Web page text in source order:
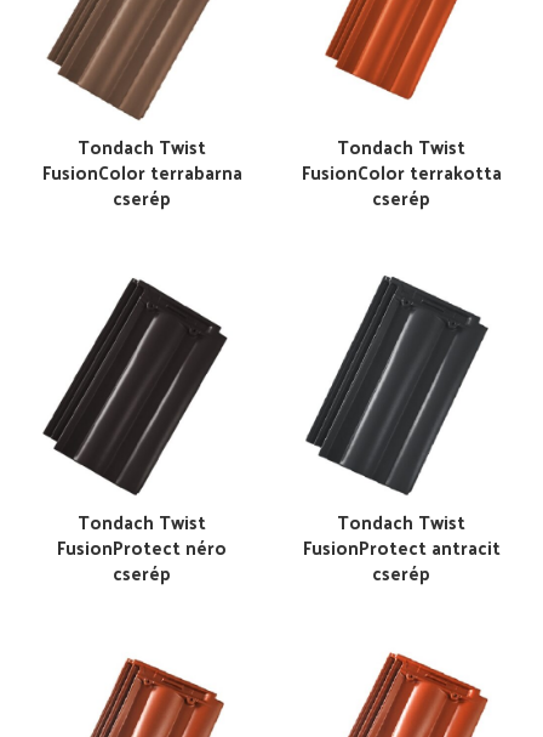
Tondach Twist
FusionColor terrabarna
cserép
Tondach Twist
FusionColor terrakotta
cserép
Tondach Twist
FusionProtect néro
cserép
Tondach Twist
FusionProtect antracit
cserép